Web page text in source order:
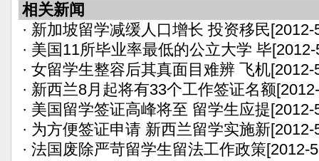
相关新闻
· 新加坡留学减缓人口增长 投资移民[2012-
· 美国11所毕业率最低的公立大学 毕
· 女留学生整容后其真面目难辨 飞机[2012-
· 新西兰8月起将有33个工作签证名额
· 美国留学签证高峰将至 留学生应提[2012-
· 为方便签证申请 新西兰留学实施新[2012-
· 法国废除严苛留学生留法工作政策[2012-